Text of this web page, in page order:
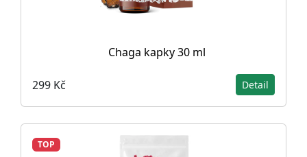
Chaga kapky 30 ml
299 Kč Detail
TOP